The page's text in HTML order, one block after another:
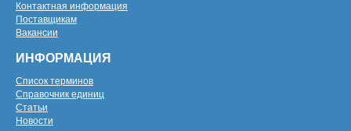
Контактная информация
Поставщикам
Вакансии
ИНФОРМАЦИЯ
Список терминов
Справочник единиц
Статьи
Новости